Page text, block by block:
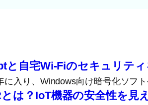
と自宅Wi-Fiのセキュリテ
に入り、Windows向け暗号化ソフ
は？IoT機器の安全性を見